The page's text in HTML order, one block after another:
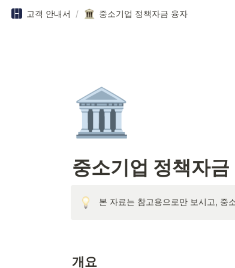
고객 안내서 / 중소기업 정책자금 융자
🏛️
중소기업 정책자금
본 자료는 참고용으로만 보시고, 중
개요